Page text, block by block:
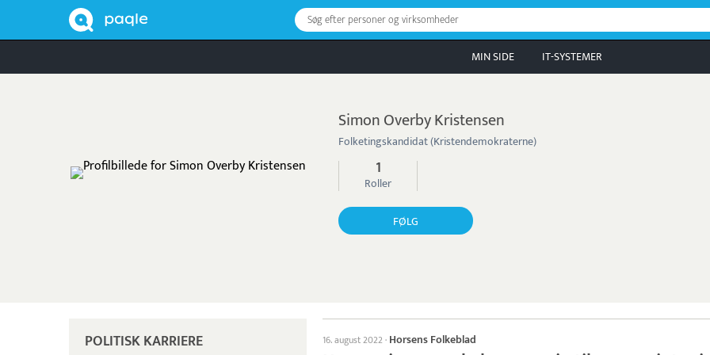
Søg efter personer og virksomheder
MIN SIDE IT-SYSTEMER
Simon Overby Kristensen
Folketingskandidat (Kristendemokraterne)
1
Roller
FØLG
POLITISK KARRIERE 16. august 2022· Horsens Folkeblad